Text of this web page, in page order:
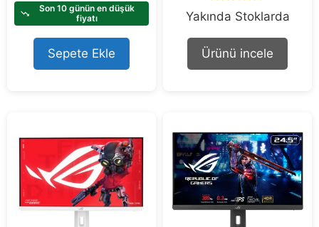
Son 10 günün en düşük
fiyatı
Sepete Ekle
5.00
out of 5
Yakında Stoklarda
Ürünü incele